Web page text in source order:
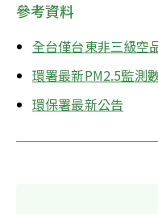
參考資料
全台僅台東非三級空
環署最新PM2.5監測
環保署最新公告